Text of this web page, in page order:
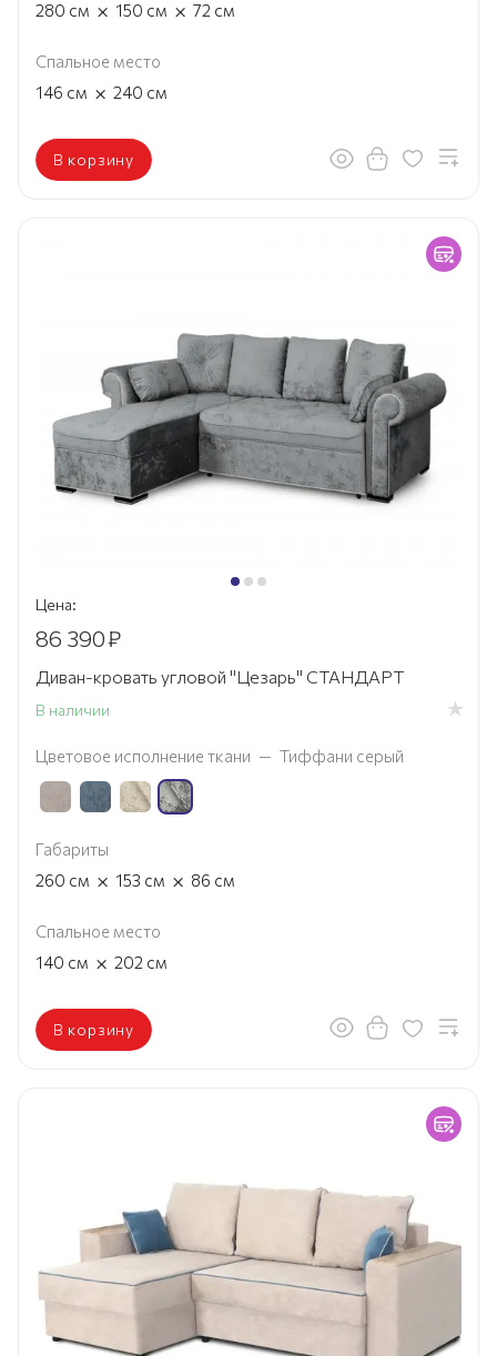
280 см × 150 см × 72 см
Спальное место
146 см × 240 см
В корзину
Цена:
86 390₽
Диван-кровать угловой "Цезарь" СТАНДАРТ
В наличии
Цветовое исполнение ткани — Тиффани серый
Габариты
260 см × 153 см × 86 см
Спальное место
140 см × 202 см
В корзину